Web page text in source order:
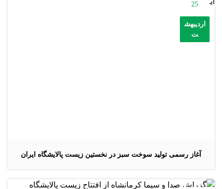
آغاز رسمی تولید سوخت سبز در نخستین زیست پالایشگاه ایران
25
اردیبهش
ت